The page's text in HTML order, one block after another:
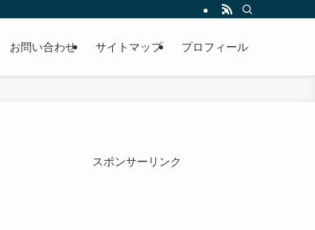
お問い合わせ サイトマップ プロフィール
スポンサーリンク